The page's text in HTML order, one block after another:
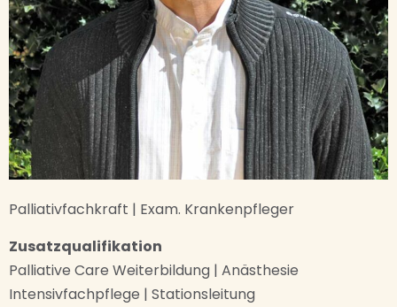
Palliativfachkraft | Exam. Krankenpfleger
Zusatzqualifikation
Palliative Care Weiterbildung | Anästhesie
Intensivfachpflege | Stationsleitung